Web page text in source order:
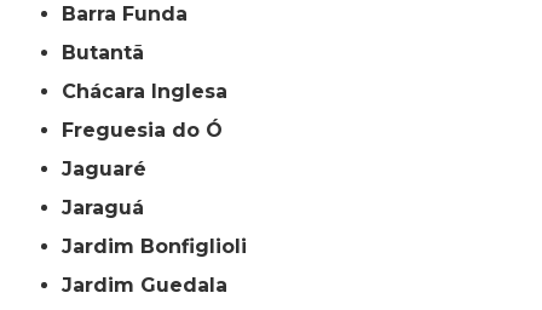
Barra Funda
Butantã
Chácara Inglesa
Freguesia do Ó
Jaguaré
Jaraguá
Jardim Bonfiglioli
Jardim Guedala